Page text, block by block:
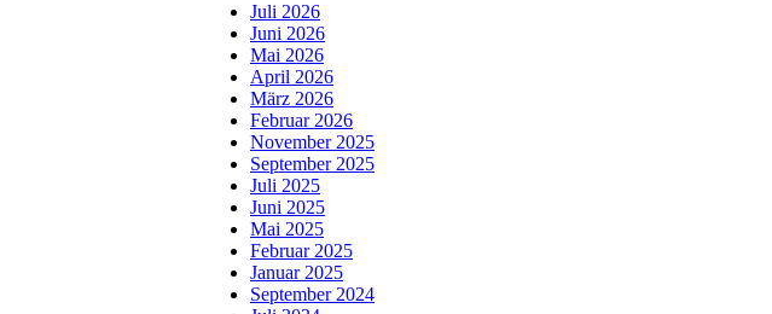
Juli 2026
Juni 2026
Mai 2026
April 2026
März 2026
Februar 2026
November 2025
September 2025
Juli 2025
Juni 2025
Mai 2025
Februar 2025
Januar 2025
September 2024